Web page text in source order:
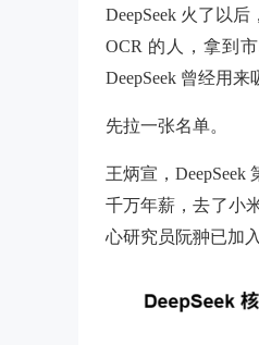
DeepSeek 火了以
OCR 的人，拿到
DeepSeek 曾经用
先拉一张名单。
王炳宣，
千万年薪，去了小
心研究员阮翀已加